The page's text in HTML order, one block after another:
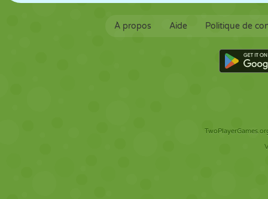
À propos Aide Politique de